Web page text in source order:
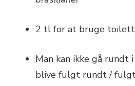
2 tl for at bruge
Man kan ikke gå rundt
blive fulgt rundt /